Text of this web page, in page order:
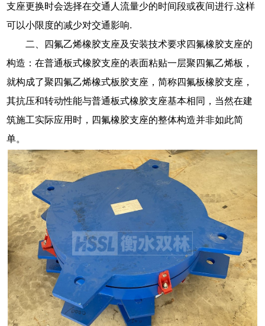
支座更换时会选择在交通人流量少的时间段或夜间进行.这样
可以小限度的减少对交通影响.
二、四氟乙烯橡胶支座及安装技术要求四氟橡胶支座的
构造：在普通板式橡胶支座的表面粘贴一层聚四氟乙烯板，
就构成了聚四氟乙烯橡式板胶支座，简称四氟板橡胶支座，
其抗压和转动性能与普通板式橡胶支座基本相同，当然在建
筑施工实际应用时，四氟橡胶支座的整体构造并非如此简
单。